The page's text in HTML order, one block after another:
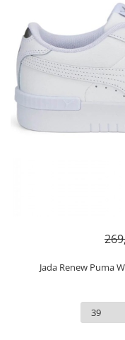
Pantofi sport femei
Slapi femei
Jada Renew Puma